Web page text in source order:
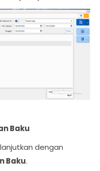
Baku
dengan
Baku.